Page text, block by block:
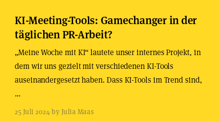
KI-Meeting-Tools: Gamechanger in der
täglichen PR-Arbeit?
„Meine Woche mit KI“ lautete unser internes Projekt, in
dem wir uns gezielt mit verschiedenen KI-Tools
auseinandergesetzt haben. Dass KI-Tools im Trend sind,
…
25 Juli 2024 by Julia Maas